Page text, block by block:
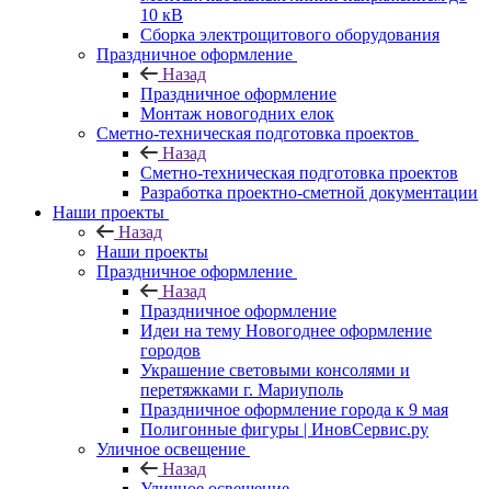
10 кВ
Сборка электрощитового оборудования
Праздничное оформление
Назад
Праздничное оформление
Монтаж новогодних елок
Сметно-техническая подготовка проектов
Назад
Сметно-техническая подготовка проектов
Разработка проектно-сметной документации
Наши проекты
Назад
Наши проекты
Праздничное оформление
Назад
Праздничное оформление
Идеи на тему Новогоднее оформление
городов
Украшение световыми консолями и
перетяжками г. Мариуполь
Праздничное оформление города к 9 мая
Полигонные фигуры | ИновСервис.ру
Уличное освещение
Назад